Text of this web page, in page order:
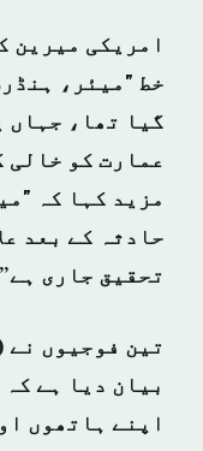
امریکی میرین
خط "میئر،
گیا تھا، جہاں
عمارت کو خالی
مزید کہا کہ
حادثہ کے بعد
تحقیق جاری
تین فوجیوں نے
بیان دیا ہے
اپنے ہاتھوں